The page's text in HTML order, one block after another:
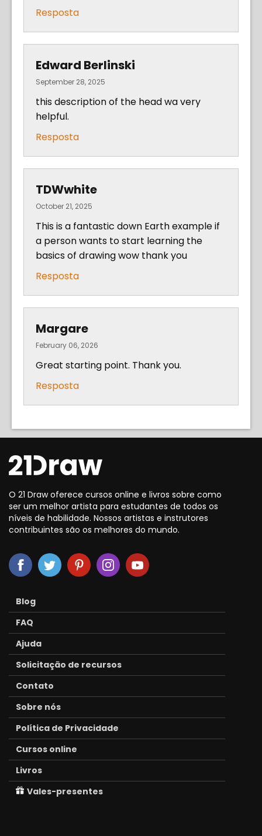
Resposta
Edward Berlinski
September 28, 2025
this description of the head wa very
helpful.
Resposta
TDWwhite
October 21, 2025
This is a fantastic down Earth example if
a person wants to start learning the
basics of drawing wow thank you
Resposta
Margare
February 06, 2026
Great starting point. Thank you.
Resposta
O 21 Draw oferece cursos online e livros sobre como
ser um melhor artista para estudantes de todos os
níveis de habilidade. Nossos artistas e instrutores
contribuintes são os melhores do mundo.
Blog
FAQ
Ajuda
Solicitação de recursos
Contato
Sobre nós
Política de Privacidade
Cursos online
Livros
Vales-presentes